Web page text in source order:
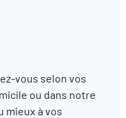
visualiser du contenu
vous selon vos
ou dans notre
mieux à vos